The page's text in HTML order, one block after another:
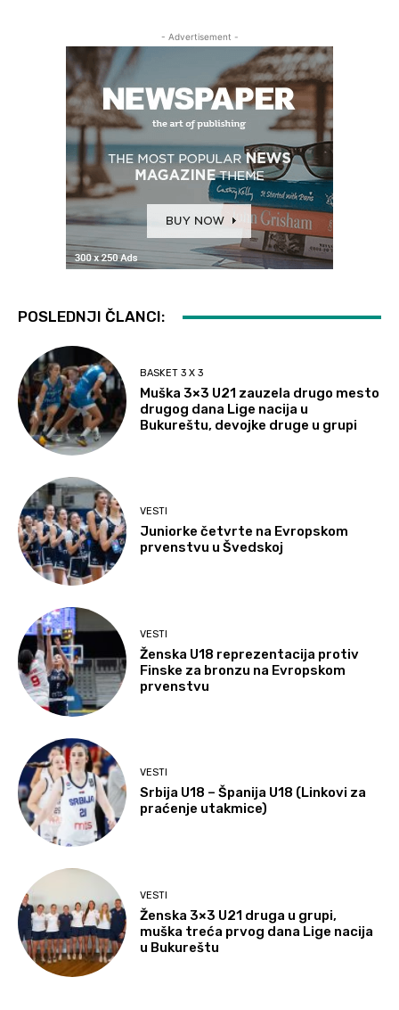
- Advertisement -
POSLEDNJI ČLANCI:
BASKET 3 X 3
Muška 3×3 U21 zauzela drugo mesto
drugog dana Lige nacija u
Bukureštu, devojke druge u grupi
VESTI
Juniorke četvrte na Evropskom
prvenstvu u Švedskoj
VESTI
Ženska U18 reprezentacija protiv
Finske za bronzu na Evropskom
prvenstvu
VESTI
Srbija U18 – Španija U18 (Linkovi za
praćenje utakmice)
VESTI
Ženska 3×3 U21 druga u grupi,
muška treća prvog dana Lige nacija
u Bukureštu